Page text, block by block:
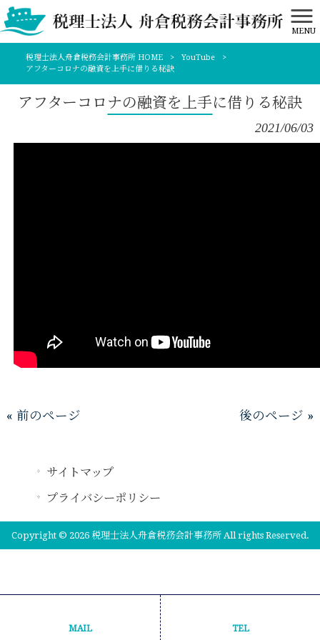
MENU
税理士法人舟倉税務会計事務所 HOME > YouTube
>
アフターコロナの融資を上手に借りる秘訣
アフターコロナの融資を上手に借りる秘訣
2021/06/03
« 前のページ 後のページ »
サイトマップ
プライバシーポリシー
Copyright © 2026 税理士法人舟倉税務会計事務所 All rights Reserved.
MAIL TEL